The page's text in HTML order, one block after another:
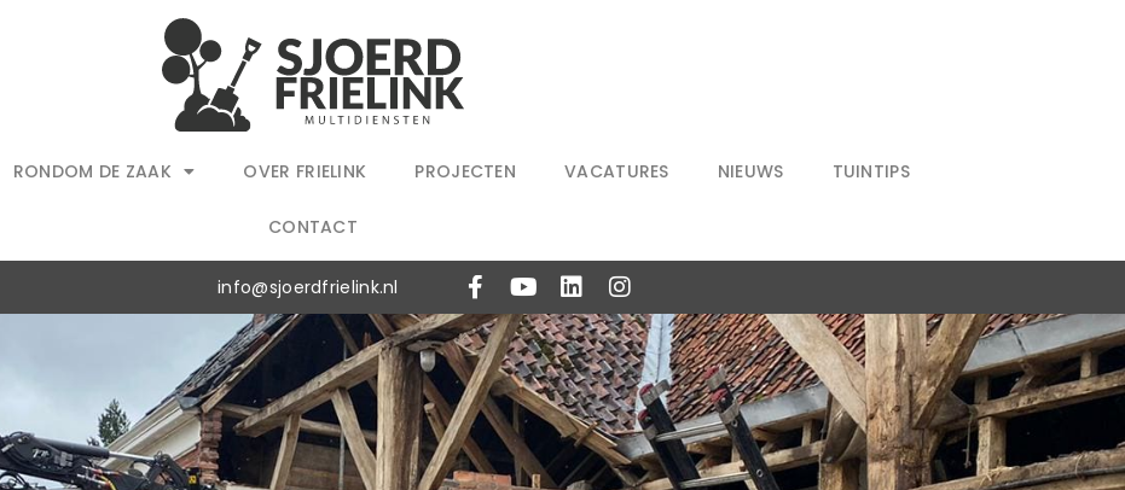
RONDOM DE ZAAK OVER FRIELINK PROJECTEN VACATURES NIEUWS TUINTIPS
CONTACT
info@sjoerdfrielink.nl